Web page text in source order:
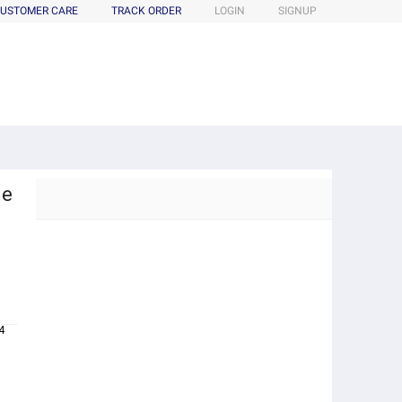
CARE TRACK ORDER LOGIN SIGNUP